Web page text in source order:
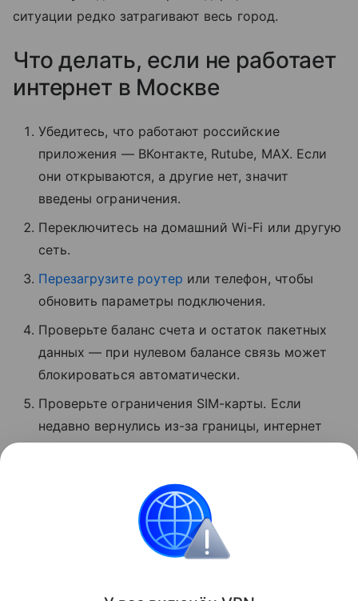
ситуации редко затрагивают весь город.
Что делать, если не работает
интернет в Москве
Убедитесь, что работают российские
приложения — ВКонтакте, Rutube, MAX. Если
они открываются, а другие нет, значит
введены ограничения.
Переключитесь на домашний Wi-Fi или другую
сеть.
Перезагрузите роутер или телефон, чтобы
обновить параметры подключения.
Проверьте баланс счета и остаток пакетных
данных — при нулевом балансе связь может
блокироваться автоматически.
Проверьте ограничения SIM-карты. Если
недавно вернулись из-за границы, интернет
оператора и уточните, почему нет связи.
Интернет
Поделиться